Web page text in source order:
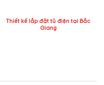
Thiết kế lắp đặt tủ điện tại Bắc
Giang